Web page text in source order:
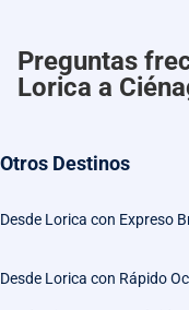
Preguntas
Lorica a
Otros Destinos
Desde Lorica con Expreso
Desde Lorica con Rápido